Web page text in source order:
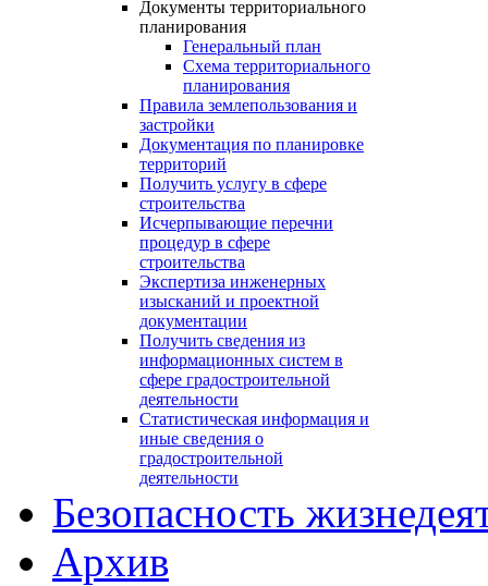
Документы территориального
планирования
Генеральный план
Схема территориального
планирования
Правила землепользования и
застройки
Документация по планировке
территорий
Получить услугу в сфере
строительства
Исчерпывающие перечни
процедур в сфере
строительства
Экспертиза инженерных
изысканий и проектной
документации
Получить сведения из
информационных систем в
сфере градостроительной
деятельности
Статистическая информация и
иные сведения о
градостроительной
деятельности
Безопасность
Архив